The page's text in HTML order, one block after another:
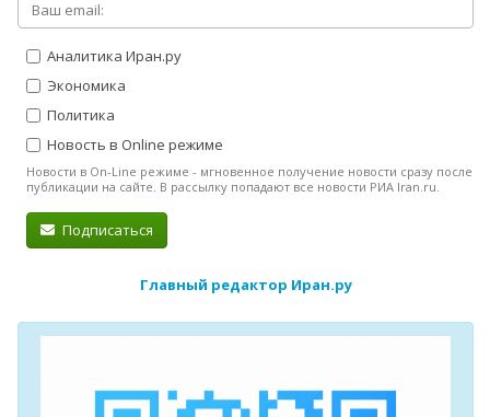
Аналитика Иран.ру
Экономика
Политика
Новость в Online режиме
Новости в On-Line режиме - мгновенное получение новости сразу после
публикации на сайте. В рассылку попадают все новости РИА Iran.ru.
Подписаться
Главный редактор Иран.ру